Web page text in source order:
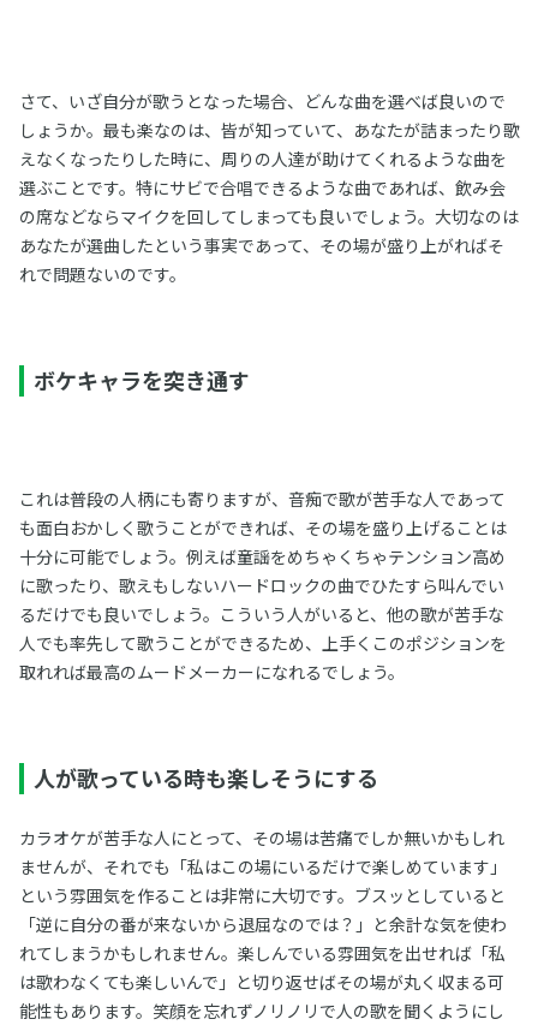
さて、いざ自分が歌うとなった場合、どんな曲を選べば良いので
しょうか。最も楽なのは、皆が知っていて、あなたが詰まったり歌
えなくなったりした時に、周りの人達が助けてくれるような曲を
選ぶことです。特にサビで合唱できるような曲であれば、飲み会
の席などならマイクを回してしまっても良いでしょう。大切なのは
あなたが選曲したという事実であって、その場が盛り上がればそ
れで問題ないのです。
ボケキャラを突き通す
これは普段の人柄にも寄りますが、音痴で歌が苦手な人であって
も面白おかしく歌うことができれば、その場を盛り上げることは
十分に可能でしょう。例えば童謡をめちゃくちゃテンション高め
に歌ったり、歌えもしないハードロックの曲でひたすら叫んでい
るだけでも良いでしょう。こういう人がいると、他の歌が苦手な
人でも率先して歌うことができるため、上手くこのポジションを
取れれば最高のムードメーカーになれるでしょう。
人が歌っている時も楽しそうにする
カラオケが苦手な人にとって、その場は苦痛でしか無いかもしれ
ませんが、それでも「私はこの場にいるだけで楽しめています」
という雰囲気を作ることは非常に大切です。ブスッとしていると
「逆に自分の番が来ないから退屈なのでは？」と余計な気を使わ
れてしまうかもしれません。楽しんでいる雰囲気を出せれば「私
は歌わなくても楽しいんで」と切り返せばその場が丸く収まる可
能性もあります。笑顔を忘れずノリノリで人の歌を聞くようにし